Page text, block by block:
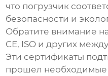
что погрузчик
безопасности и
Обратите внимание
CE, ISO и других
Эти сертификаты
прошел необходимые